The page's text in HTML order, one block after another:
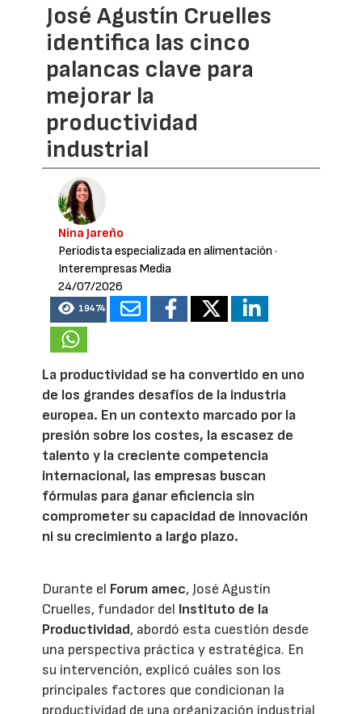
José Agustín Cruelles
identifica las cinco
palancas clave para
mejorar la
productividad
industrial
Nina Jareño
Periodista especializada en alimentación ·
Interempresas Media
24/07/2026
19474
La productividad se ha convertido en uno
de los grandes desafíos de la industria
europea. En un contexto marcado por la
presión sobre los costes, la escasez de
talento y la creciente competencia
internacional, las empresas buscan
fórmulas para ganar eficiencia sin
comprometer su capacidad de innovación
ni su crecimiento a largo plazo.
Durante el Forum amec, José Agustín
Cruelles, fundador del Instituto de la
Productividad, abordó esta cuestión desde
una perspectiva práctica y estratégica. En
su intervención, explicó cuáles son los
principales factores que condicionan la
productividad de una organización industrial